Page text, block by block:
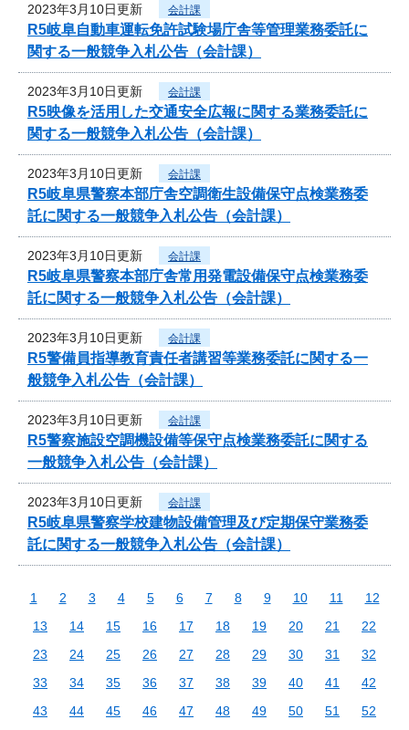
2023年3月10日更新 会計課
R5岐阜自動車運転免許試験場庁舎等管理業務委託に
関する一般競争入札公告（会計課）
2023年3月10日更新 会計課
R5映像を活用した交通安全広報に関する業務委託に
関する一般競争入札公告（会計課）
2023年3月10日更新 会計課
R5岐阜県警察本部庁舎空調衛生設備保守点検業務委
託に関する一般競争入札公告（会計課）
2023年3月10日更新 会計課
R5岐阜県警察本部庁舎常用発電設備保守点検業務委
託に関する一般競争入札公告（会計課）
2023年3月10日更新 会計課
R5警備員指導教育責任者講習等業務委託に関する一
般競争入札公告（会計課）
2023年3月10日更新 会計課
R5警察施設空調機設備等保守点検業務委託に関する
一般競争入札公告（会計課）
2023年3月10日更新 会計課
R5岐阜県警察学校建物設備管理及び定期保守業務委
託に関する一般競争入札公告（会計課）
1 2 3 4 5 6 7 8 9 10 11
12
13
14 15 16 17 18 19 20 21
22
23
24 25 26 27 28 29 30 31
32
33
34 35 36 37 38 39 40 41
42
43
44 45 46 47 48 49 50 51
52